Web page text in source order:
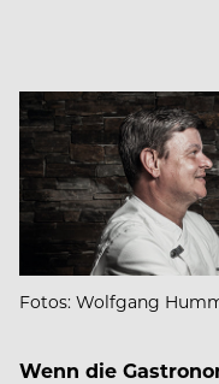
Fotos: Wolfgang
Wenn die